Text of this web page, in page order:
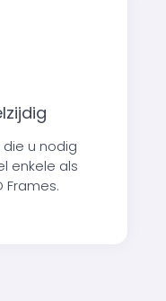
die u nodig
enkele als
Frames.